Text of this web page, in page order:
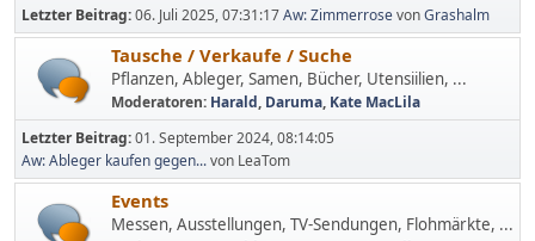
Letzter Beitrag:06. Juli 2025, 07:31:17Aw: ZimmerrosevonGrashalm
Tausche / Verkaufe / Suche
Pflanzen, Ableger, Samen, Bücher, Utensiilien, ...
Moderatoren: Harald, Daruma, Kate MacLila
Letzter Beitrag:01. September 2024, 08:14:05
Aw: Ableger kaufen gegen...von LeaTom
Events
Messen, Ausstellungen, TV-Sendungen, Flohmärkte, ...